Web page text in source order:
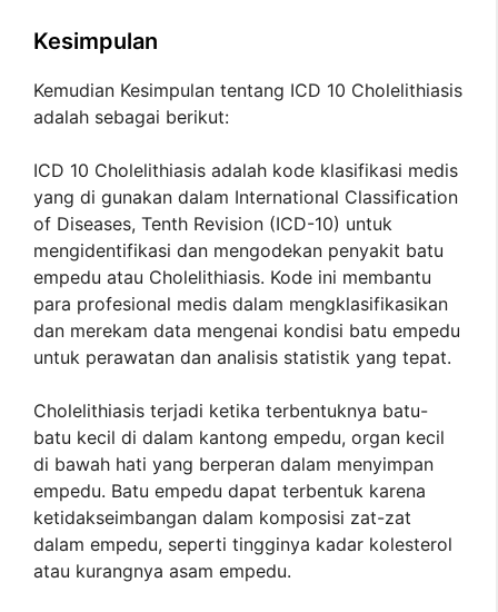
Kesimpulan
Kemudian Kesimpulan tentang ICD 10 Cholelithiasis
adalah sebagai berikut:
ICD 10 Cholelithiasis adalah kode klasifikasi medis
yang di gunakan dalam International Classification
of Diseases, Tenth Revision (ICD-10) untuk
mengidentifikasi dan mengodekan penyakit batu
empedu atau Cholelithiasis. Kode ini membantu
para profesional medis dalam mengklasifikasikan
dan merekam data mengenai kondisi batu empedu
untuk perawatan dan analisis statistik yang tepat.
Cholelithiasis terjadi ketika terbentuknya batu-
batu kecil di dalam kantong empedu, organ kecil
di bawah hati yang berperan dalam menyimpan
empedu. Batu empedu dapat terbentuk karena
ketidakseimbangan dalam komposisi zat-zat
dalam empedu, seperti tingginya kadar kolesterol
atau kurangnya asam empedu.